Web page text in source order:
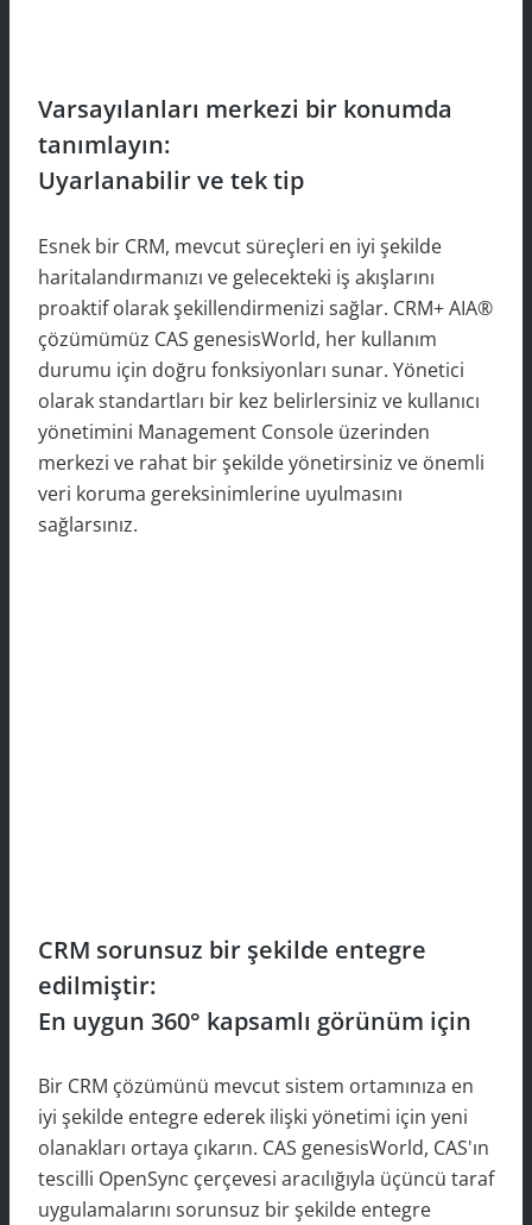
Varsayılanları merkezi bir konumda
tanımlayın:
Uyarlanabilir ve tek tip
Esnek bir CRM, mevcut süreçleri en iyi şekilde
haritalandırmanızı ve gelecekteki iş akışlarını
proaktif olarak şekillendirmenizi sağlar. CRM+ AIA®
çözümümüz CAS genesisWorld, her kullanım
durumu için doğru fonksiyonları sunar. Yönetici
olarak standartları bir kez belirlersiniz ve kullanıcı
yönetimini Management Console üzerinden
merkezi ve rahat bir şekilde yönetirsiniz ve önemli
veri koruma gereksinimlerine uyulmasını
sağlarsınız.
CRM sorunsuz bir şekilde entegre
edilmiştir:
En uygun 360° kapsamlı görünüm için
Bir CRM çözümünü mevcut sistem ortamınıza en
iyi şekilde entegre ederek ilişki yönetimi için yeni
olanakları ortaya çıkarın. CAS genesisWorld, CAS'ın
tescilli OpenSync çerçevesi aracılığıyla üçüncü taraf
uygulamalarını sorunsuz bir şekilde entegre